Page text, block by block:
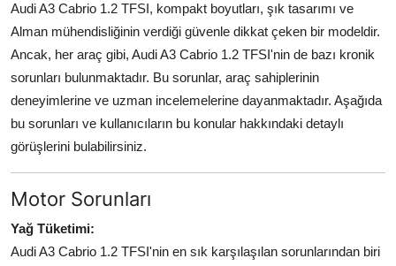
Elektrik & Akü
Klima & Konfor
Aydınlatma & Görüş
Şanzıman & Aktarma
Multimedya & Elektronik
Audi A3 Cabrio 1.2 TFSI, kompakt boyutları, şık tasarımı ve
Alman mühendisliğinin verdiği güvenle dikkat çeken bir modeldir.
Ancak, her araç gibi, Audi A3 Cabrio 1.2 TFSI'nin de bazı kronik
sorunları bulunmaktadır. Bu sorunlar, araç sahiplerinin
deneyimlerine ve uzman incelemelerine dayanmaktadır. Aşağıda
bu sorunları ve kullanıcıların bu konular hakkındaki detaylı
görüşlerini bulabilirsiniz.
Motor Sorunları
Yağ Tüketimi:
Audi A3 Cabrio 1.2 TFSI'nin en sık karşılaşılan sorunlarından biri